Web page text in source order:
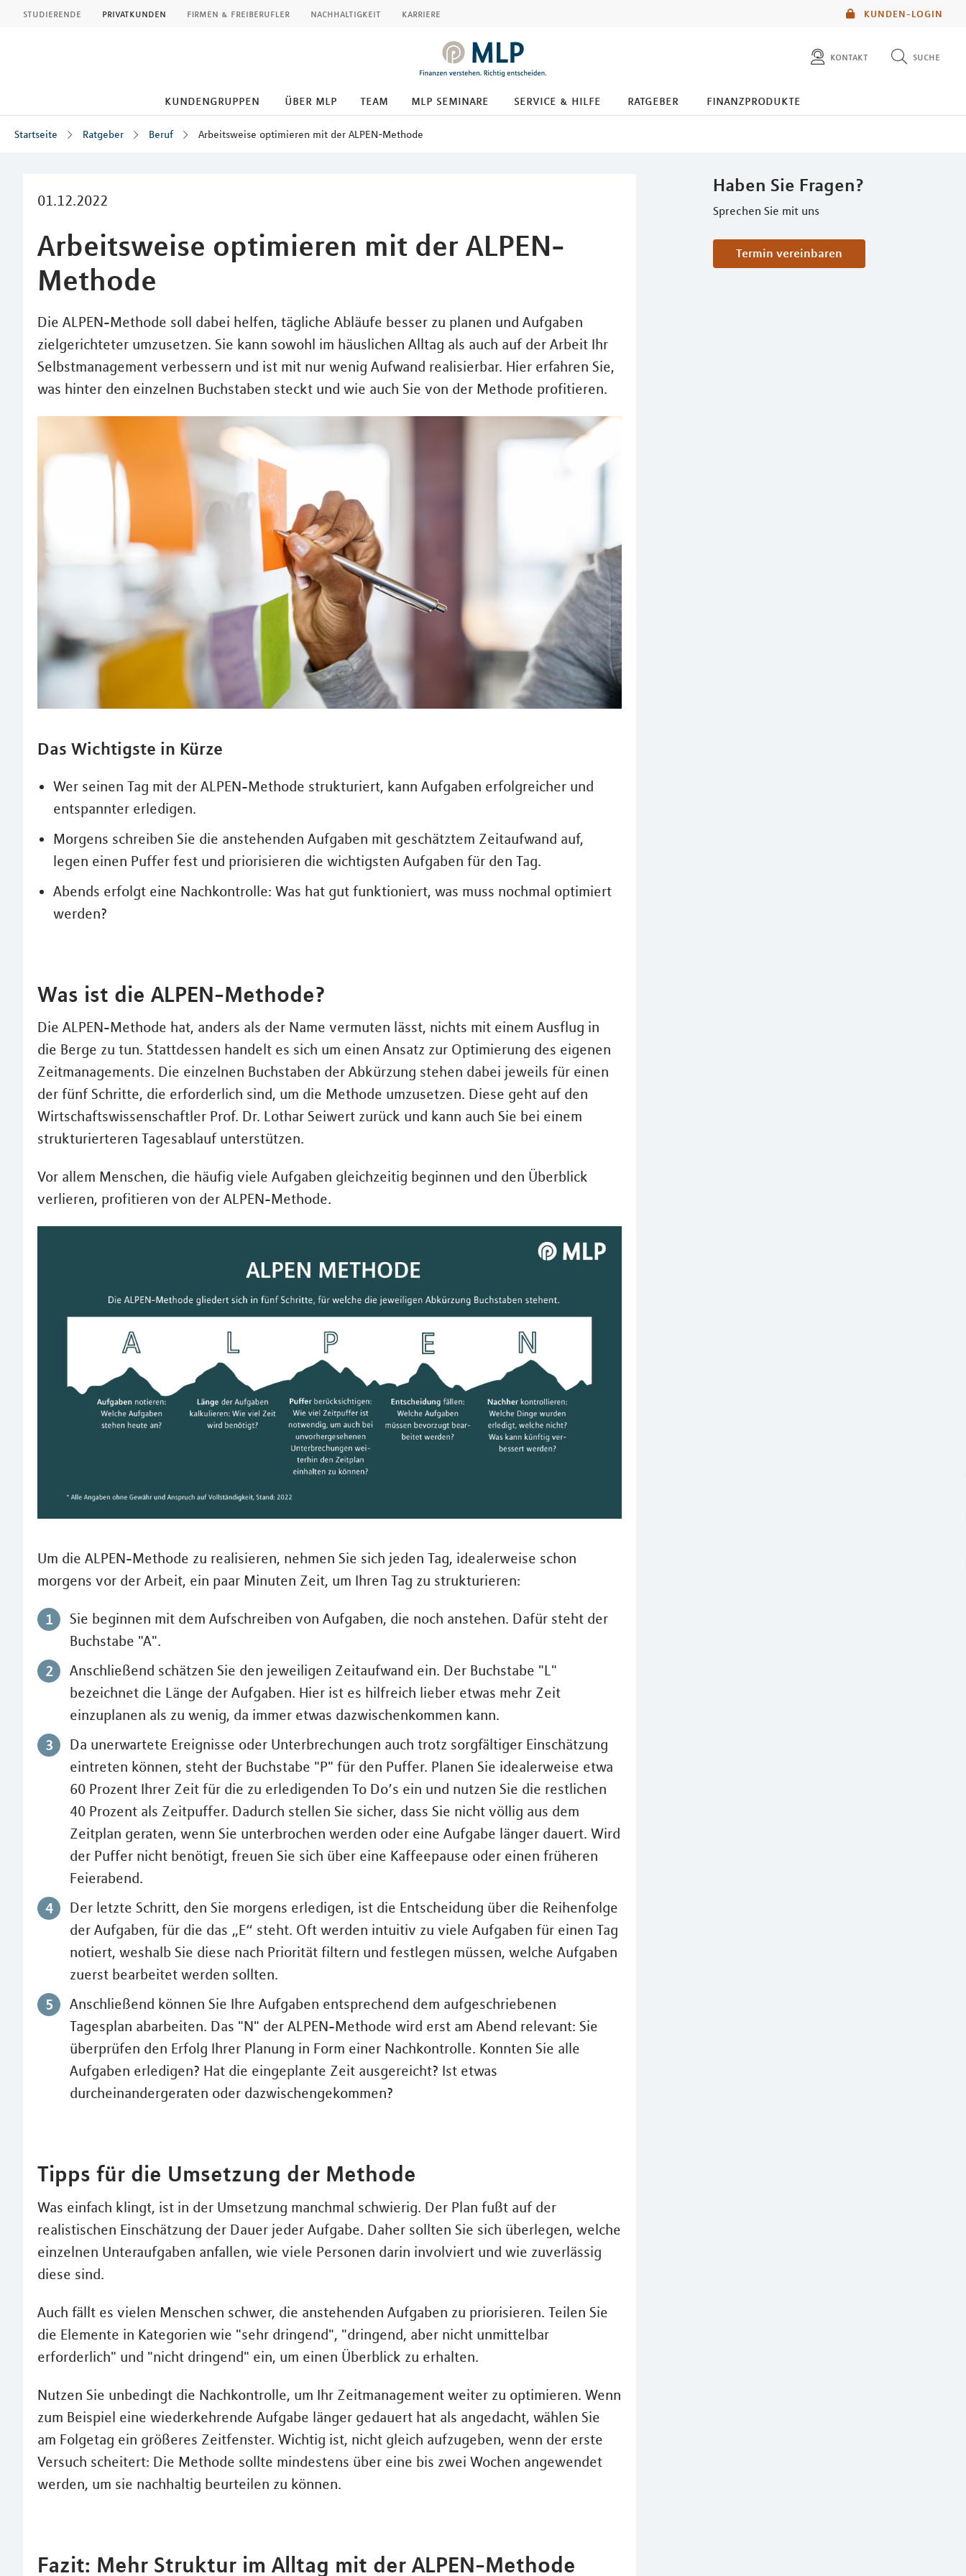
KUNDEN-LOGIN
studierende privatkunden firmen & freiberufler nachhaltigkeit karriere
kontakt suche
diese website durchsuchen
kundengruppen über mlp team mlp seminare service & hilfe ratgeber finanzprodukte
Startseite Ratgeber Beruf Arbeitsweise optimieren mit der ALPEN-Methode
01.12.2022
Arbeitsweise optimieren mit der ALPEN-
Methode
Die ALPEN-Methode soll dabei helfen, tägliche Abläufe besser zu planen und Aufgaben
zielgerichteter umzusetzen. Sie kann sowohl im häuslichen Alltag als auch auf der Arbeit Ihr
Selbstmanagement verbessern und ist mit nur wenig Aufwand realisierbar. Hier erfahren Sie,
was hinter den einzelnen Buchstaben steckt und wie auch Sie von der Methode profitieren.
Haben Sie Fragen?
Sprechen Sie mit uns
Termin vereinbaren
Das Wichtigste in Kürze
Wer seinen Tag mit der ALPEN-Methode strukturiert, kann Aufgaben erfolgreicher und
entspannter erledigen.
Morgens schreiben Sie die anstehenden Aufgaben mit geschätztem Zeitaufwand auf,
legen einen Puffer fest und priorisieren die wichtigsten Aufgaben für den Tag.
Abends erfolgt eine Nachkontrolle: Was hat gut funktioniert, was muss nochmal optimiert
werden?
Was ist die ALPEN-Methode?
Die ALPEN-Methode hat, anders als der Name vermuten lässt, nichts mit einem Ausflug in
die Berge zu tun. Stattdessen handelt es sich um einen Ansatz zur Optimierung des eigenen
Zeitmanagements. Die einzelnen Buchstaben der Abkürzung stehen dabei jeweils für einen
der fünf Schritte, die erforderlich sind, um die Methode umzusetzen. Diese geht auf den
Wirtschaftswissenschaftler Prof. Dr. Lothar Seiwert zurück und kann auch Sie bei einem
strukturierteren Tagesablauf unterstützen.
Vor allem Menschen, die häufig viele Aufgaben gleichzeitig beginnen und den Überblick
verlieren, profitieren von der ALPEN-Methode.
Um die ALPEN-Methode zu realisieren, nehmen Sie sich jeden Tag, idealerweise schon
morgens vor der Arbeit, ein paar Minuten Zeit, um Ihren Tag zu strukturieren:
Sie beginnen mit dem Aufschreiben von Aufgaben, die noch anstehen. Dafür steht der
Buchstabe "A".
Anschließend schätzen Sie den jeweiligen Zeitaufwand ein. Der Buchstabe "L"
bezeichnet die Länge der Aufgaben. Hier ist es hilfreich lieber etwas mehr Zeit
einzuplanen als zu wenig, da immer etwas dazwischenkommen kann.
Da unerwartete Ereignisse oder Unterbrechungen auch trotz sorgfältiger Einschätzung
eintreten können, steht der Buchstabe "P" für den Puffer. Planen Sie idealerweise etwa
60 Prozent Ihrer Zeit für die zu erledigenden To Do’s ein und nutzen Sie die restlichen
40 Prozent als Zeitpuffer. Dadurch stellen Sie sicher, dass Sie nicht völlig aus dem
Zeitplan geraten, wenn Sie unterbrochen werden oder eine Aufgabe länger dauert. Wird
der Puffer nicht benötigt, freuen Sie sich über eine Kaffeepause oder einen früheren
Feierabend.
Der letzte Schritt, den Sie morgens erledigen, ist die Entscheidung über die Reihenfolge
der Aufgaben, für die das „E“ steht. Oft werden intuitiv zu viele Aufgaben für einen Tag
notiert, weshalb Sie diese nach Priorität filtern und festlegen müssen, welche Aufgaben
zuerst bearbeitet werden sollten.
Anschließend können Sie Ihre Aufgaben entsprechend dem aufgeschriebenen
Tagesplan abarbeiten. Das "N" der ALPEN-Methode wird erst am Abend relevant: Sie
überprüfen den Erfolg Ihrer Planung in Form einer Nachkontrolle. Konnten Sie alle
Aufgaben erledigen? Hat die eingeplante Zeit ausgereicht? Ist etwas
durcheinandergeraten oder dazwischengekommen?
Tipps für die Umsetzung der Methode
Was einfach klingt, ist in der Umsetzung manchmal schwierig. Der Plan fußt auf der
realistischen Einschätzung der Dauer jeder Aufgabe. Daher sollten Sie sich überlegen, welche
einzelnen Unteraufgaben anfallen, wie viele Personen darin involviert und wie zuverlässig
diese sind.
Auch fällt es vielen Menschen schwer, die anstehenden Aufgaben zu priorisieren. Teilen Sie
die Elemente in Kategorien wie "sehr dringend", "dringend, aber nicht unmittelbar
erforderlich" und "nicht dringend" ein, um einen Überblick zu erhalten.
Nutzen Sie unbedingt die Nachkontrolle, um Ihr Zeitmanagement weiter zu optimieren. Wenn
zum Beispiel eine wiederkehrende Aufgabe länger gedauert hat als angedacht, wählen Sie
am Folgetag ein größeres Zeitfenster. Wichtig ist, nicht gleich aufzugeben, wenn der erste
Versuch scheitert: Die Methode sollte mindestens über eine bis zwei Wochen angewendet
werden, um sie nachhaltig beurteilen zu können.
Fazit: Mehr Struktur im Alltag mit der ALPEN-Methode